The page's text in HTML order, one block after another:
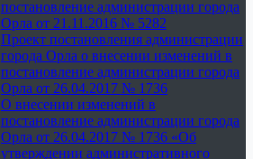
постановление администрации города
Орла от 21.11.2016 № 5282
Проект постановления администрации
города Орла о внесении изменений в
постановление администрации города
Орла от 26.04.2017 № 1736
О внесении изменений в
постановление администрации города
Орла от 26.04.2017 № 1736 «Об
утверждении административного